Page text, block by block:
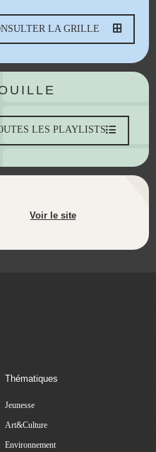
LA GRILLE
LES PLAYLISTS
Voir le site
Thématiques
Jeunesse
Art&Culture
Environnement